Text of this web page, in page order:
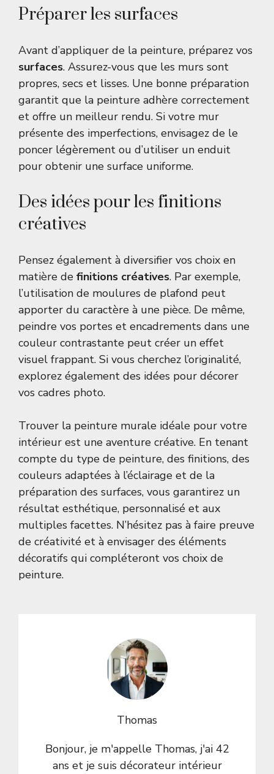
Préparer les surfaces
Avant d’appliquer de la peinture, préparez vos
surfaces. Assurez-vous que les murs sont
propres, secs et lisses. Une bonne préparation
garantit que la peinture adhère correctement
et offre un meilleur rendu. Si votre mur
présente des imperfections, envisagez de le
poncer légèrement ou d’utiliser un enduit
pour obtenir une surface uniforme.
Des idées pour les finitions
créatives
Pensez également à diversifier vos choix en
matière de finitions créatives. Par exemple,
l’utilisation de moulures de plafond peut
apporter du caractère à une pièce. De même,
peindre vos portes et encadrements dans une
couleur contrastante peut créer un effet
visuel frappant. Si vous cherchez l’originalité,
explorez également des idées pour décorer
vos cadres photo.
Trouver la peinture murale idéale pour votre
intérieur est une aventure créative. En tenant
compte du type de peinture, des finitions, des
couleurs adaptées à l’éclairage et de la
préparation des surfaces, vous garantirez un
résultat esthétique, personnalisé et aux
multiples facettes. N’hésitez pas à faire preuve
de créativité et à envisager des éléments
décoratifs qui compléteront vos choix de
peinture.
Thomas
Bonjour, je m'appelle Thomas, j'ai 42
ans et je suis décorateur intérieur